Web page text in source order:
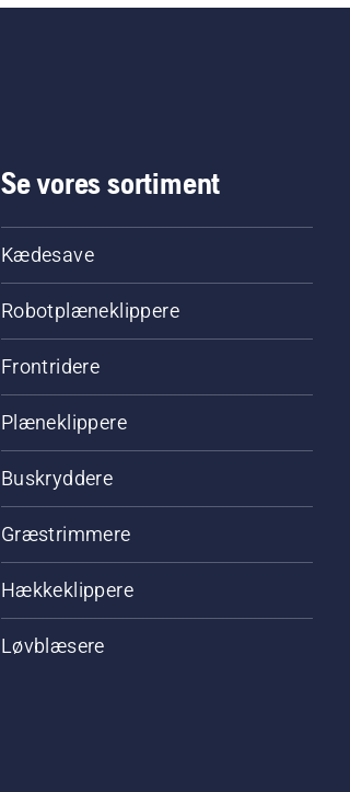
Se vores sortiment
Kædesave
Robotplæneklippere
Frontridere
Plæneklippere
Buskryddere
Græstrimmere
Hækkeklippere
Løvblæsere